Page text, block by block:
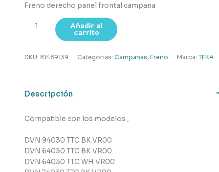
Freno derecho panel frontal campana
Freno
decorativa
Añadir al
carrito
SKU: 81489139 Categorías: Campanas, Freno Marca: TEKA
Descripción
Compatible con los modelos ,
DVN 94030 TTC BK VR00
DVN 64030 TTC BK VR00
DVN 64030 TTC WH VR00